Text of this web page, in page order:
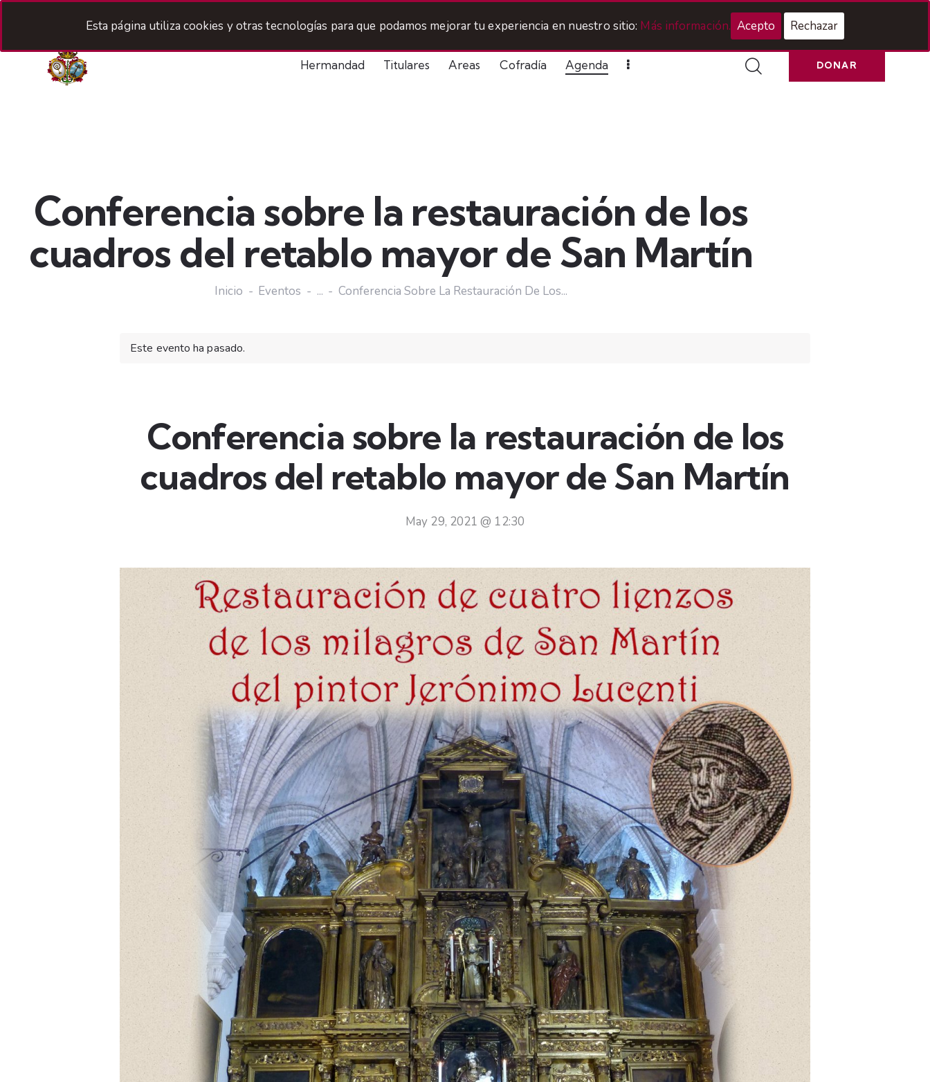
Acceso Hermanos
Hermandad Titulares Areas Cofradía Agenda DONAR
Conferencia sobre la restauración de los
cuadros del retablo mayor de San Martín
Inicio Eventos ... Conferencia Sobre La Restauración De Los...
Este evento ha pasado.
Conferencia sobre la restauración de los
cuadros del retablo mayor de San Martín
May 29, 2021 @ 12:30
Esta página utiliza cookies y otras tecnologías para que podamos mejorar tu experiencia en nuestro sitio: Más información. Acepto Rechazar